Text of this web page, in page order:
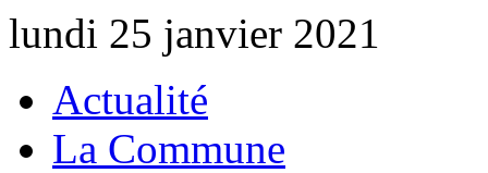
lundi 25 janvier 2021
Actualité
La Commune